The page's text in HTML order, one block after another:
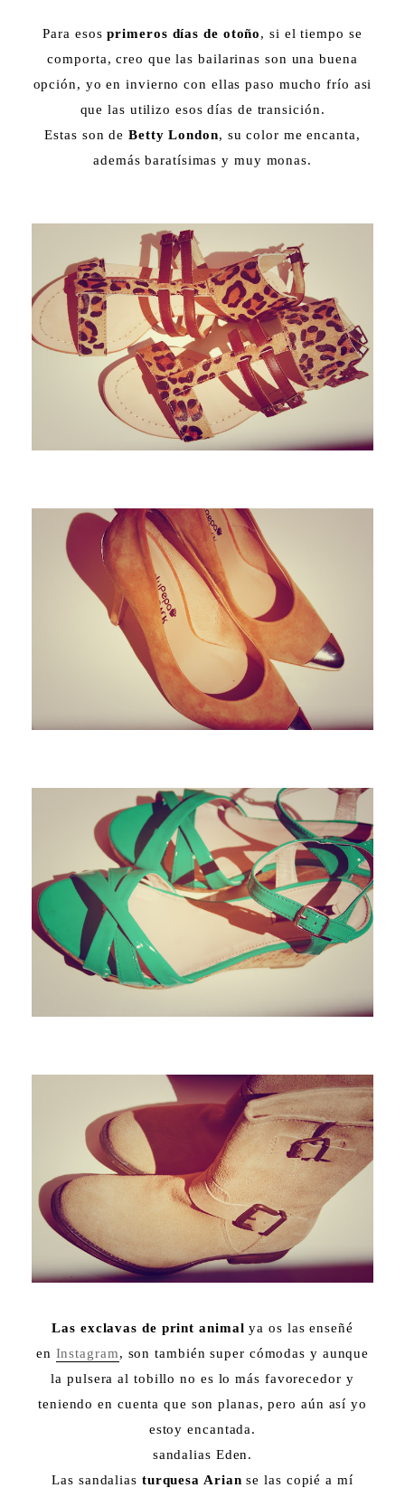
Para esosprimeros días de otoño, si el tiempo se
comporta, creo que las bailarinas son una buena
opción, yo en invierno con ellas paso mucho frío asi
que las utilizo esos días de transición.
Estas son deBetty London, su color me encanta,
además baratísimas y muy monas.
Las exclavas de print animalya os las enseñé
en Instagram, son también super cómodas y aunque
la pulsera al tobillo no es lo más favorecedor y
teniendo en cuenta que son planas, pero aún así yo
estoy encantada.
sandalias Eden.
Las sandalias turquesa Arian se las copié a mí